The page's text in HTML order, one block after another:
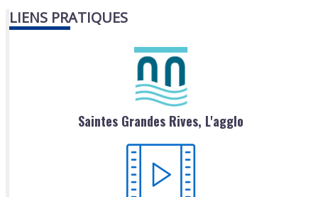
LIENS PRATIQUES
Saintes Grandes Rives, L'agglo